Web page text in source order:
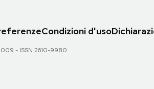
Condizioni d'uso
- ISSN 2610-9980